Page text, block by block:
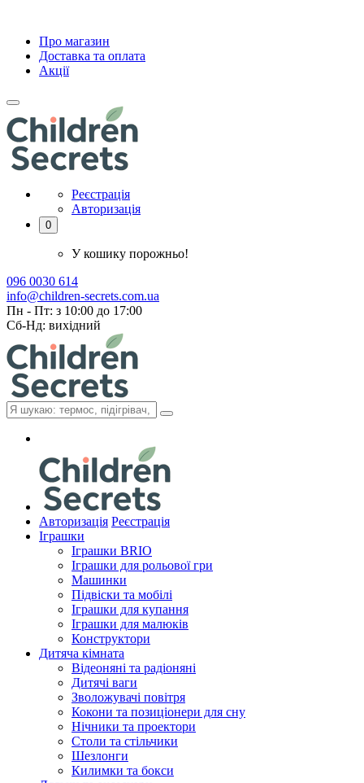
Про магазин
Доставка та оплата
Акції
Реєстрація
Авторизація
0
У кошику порожньо!
096 0030 614
info@children-secrets.com.ua
Пн - Пт: з 10:00 до 17:00
Сб-Нд: вихідний
Авторизація Реєстрація
Іграшки
Іграшки BRIO
Іграшки для рольової гри
Машинки
Підвіски та мобілі
Іграшки для купання
Іграшки для малюків
Конструктори
Дитяча кімната
Відеоняні та радіоняні
Дитячі ваги
Зволожувачі повітря
Кокони та позиціонери для сну
Нічники та проектори
Столи та стільчики
Шезлонги
Килимки та бокси